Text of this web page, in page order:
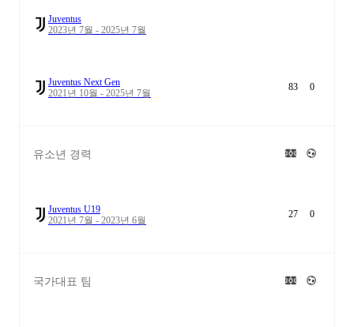
Juventus
2023년 7월 - 2025년 7월
Juventus Next Gen
2021년 10월 - 2025년 7월
83 0
유소년 경력
Juventus U19
2021년 7월 - 2023년 6월
27 0
국가대표 팀